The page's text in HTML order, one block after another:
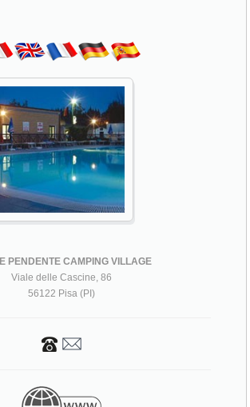
PENDENTE CAMPING VILLAGE
Viale delle Cascine, 86
56122 Pisa (PI)